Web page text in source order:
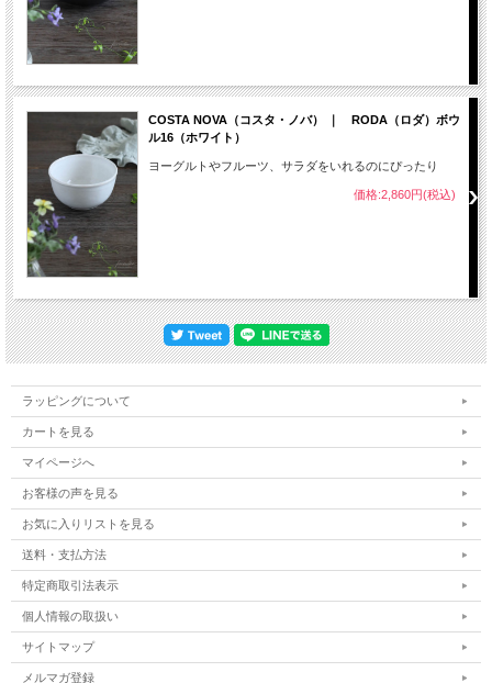
COSTA NOVA（コスタ・ノバ） ｜ RODA（ロダ）ボウ
ル16（ホワイト）
ヨーグルトやフルーツ、サラダをいれるのにぴったり
価格:2,860円(税込)
ラッピングについて
カートを見る
マイページへ
お客様の声を見る
お気に入りリストを見る
送料・支払方法
特定商取引法表示
個人情報の取扱い
サイトマップ
メルマガ登録